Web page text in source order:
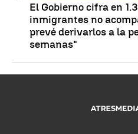
El Gobierno cifra en
inmigrantes no
prevé derivarlos a la
semanas"